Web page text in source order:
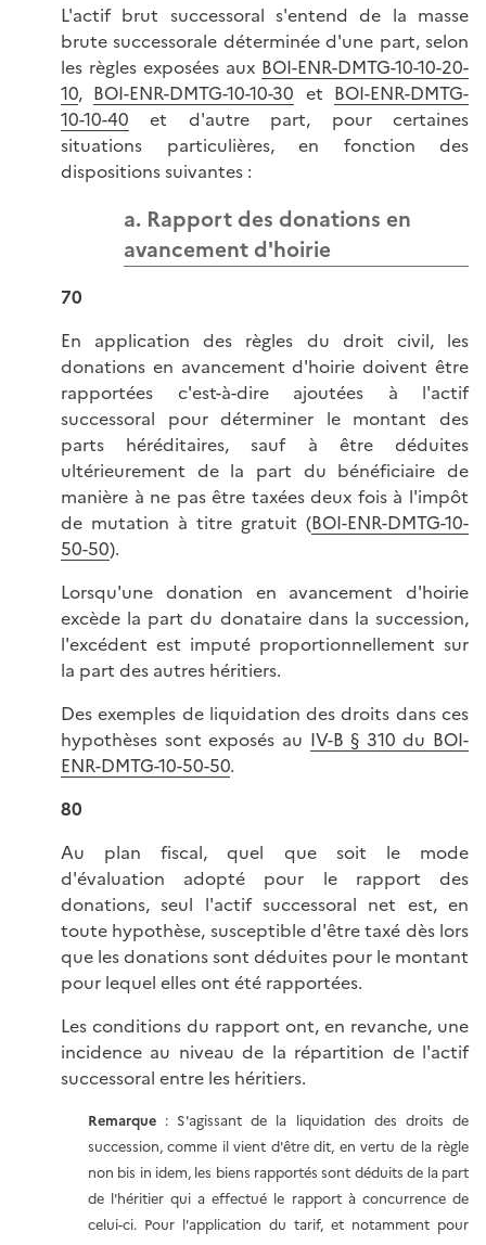
L'actif brut successoral s'entend de la masse
brute successorale déterminée d'une part, selon
les règles exposées aux BOI-ENR-DMTG-10-10-20-
10, BOI-ENR-DMTG-10-10-30 et BOI-ENR-DMTG-
10-10-40 et d'autre part, pour certaines
situations particulières, en fonction des
dispositions suivantes :
a. Rapport des donations en
avancement d'hoirie
70
En application des règles du droit civil, les
donations en avancement d'hoirie doivent être
rapportées c'est-à-dire ajoutées à l'actif
successoral pour déterminer le montant des
parts héréditaires, sauf à être déduites
ultérieurement de la part du bénéficiaire de
manière à ne pas être taxées deux fois à l'impôt
de mutation à titre gratuit (BOI-ENR-DMTG-10-
50-50).
Lorsqu'une donation en avancement d'hoirie
excède la part du donataire dans la succession,
l'excédent est imputé proportionnellement sur
la part des autres héritiers.
Des exemples de liquidation des droits dans ces
hypothèses sont exposés au IV-B § 310 du BOI-
ENR-DMTG-10-50-50.
80
Au plan fiscal, quel que soit le mode
d'évaluation adopté pour le rapport des
donations, seul l'actif successoral net est, en
toute hypothèse, susceptible d'être taxé dès lors
que les donations sont déduites pour le montant
pour lequel elles ont été rapportées.
Les conditions du rapport ont, en revanche, une
incidence au niveau de la répartition de l'actif
successoral entre les héritiers.
Remarque: S'agissant de la liquidation des droits de
succession, comme il vient d'être dit, en vertu de la règle
non bis in idem, les biens rapportés sont déduits de la part
de l'héritier qui a effectué le rapport à concurrence de
celui-ci. Pour l'application du tarif, et notamment pour